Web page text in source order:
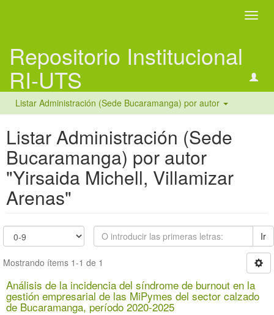
Repositorio Institucional
RI-UTS
Listar Administración (Sede Bucaramanga) por autor
Listar Administración (Sede
Bucaramanga) por autor
"Yirsaida Michell, Villamizar
Arenas"
Ir
Mostrando ítems 1-1 de 1
Análisis de la incidencia del síndrome de burnout en la
gestión empresarial de las MiPymes del sector calzado
de Bucaramanga, período 2020-2025